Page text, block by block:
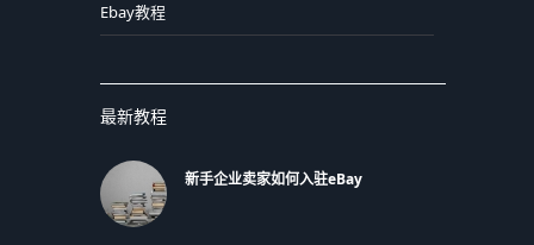
Ebay教程
最新教程
新手企业卖家如何入驻eBay